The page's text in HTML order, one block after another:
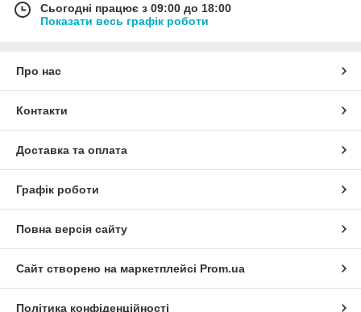
Сьогодні працює з 09:00 до 18:00
Показати весь графік роботи
Про нас
Контакти
Доставка та оплата
Графік роботи
Повна версія сайту
Сайт створено на маркетплейсі Prom.ua
Політика конфіденційності